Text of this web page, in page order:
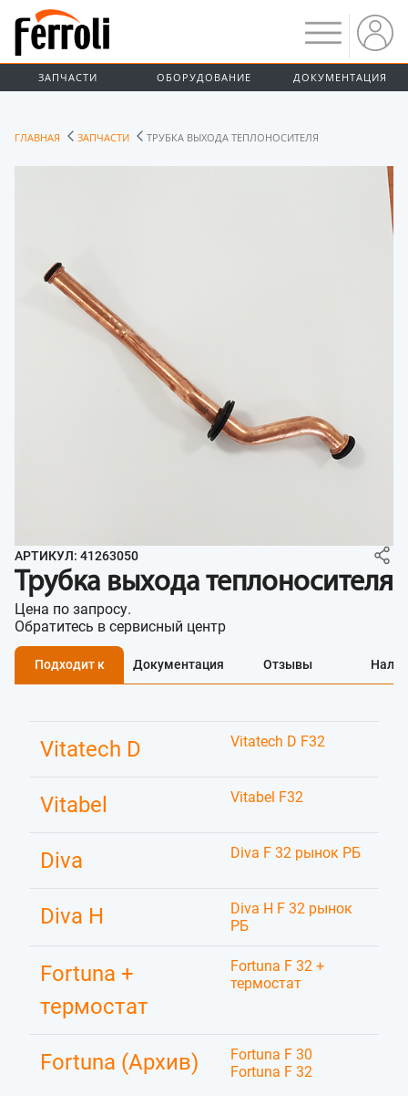
ЗАПЧАСТИ ОБОРУДОВАНИЕ ДОКУМЕНТАЦИЯ
ГЛАВНАЯ ЗАПЧАСТИ ТРУБКА ВЫХОДА ТЕПЛОНОСИТЕЛЯ
АРТИКУЛ: 41263050
Трубка выхода теплоносителя
Цена по запросу.
Обратитесь в сервисный центр
Подходит к Документация Отзывы
Vitatech D Vitatech D F32
Vitabel Vitabel F32
Diva Diva F 32 рынок РБ
Diva H
Diva H F 32 рынок
РБ
Fortuna +
термостат
Fortuna F 32 +
термостат
Fortuna (Архив)
Fortuna F 30
Fortuna F 32